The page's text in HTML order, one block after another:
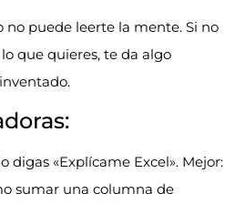
no puede leerte la mente. Si no
que quieres, te da algo
digas «Explícame Excel». Mejor:
sumar una columna de